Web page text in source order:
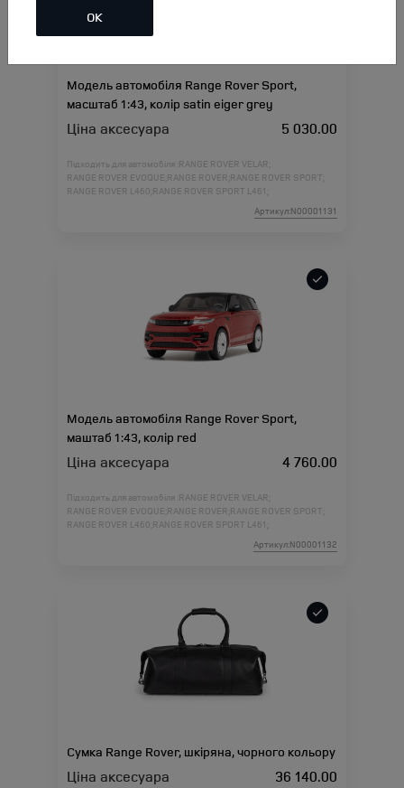
Модель автомобіля Range Rover Sport,
масштаб 1:43, колір satin eiger grey
Ціна аксесуара 5 030.00
Підходить для автомобіля : RANGE ROVER VELAR;
RANGE ROVER EVOQUE; RANGE ROVER; RANGE ROVER SPORT;
RANGE ROVER L460; RANGE ROVER SPORT L461;
Артикул:N00001131
Модель автомобіля Range Rover Sport,
маштаб 1:43, колір red
Ціна аксесуара 4 760.00
Підходить для автомобіля : RANGE ROVER VELAR;
RANGE ROVER EVOQUE; RANGE ROVER; RANGE ROVER SPORT;
RANGE ROVER L460; RANGE ROVER SPORT L461;
Артикул:N00001132
Сумка Range Rover, шкіряна, чорного кольору
Ціна аксесуара 36 140.00
ОК